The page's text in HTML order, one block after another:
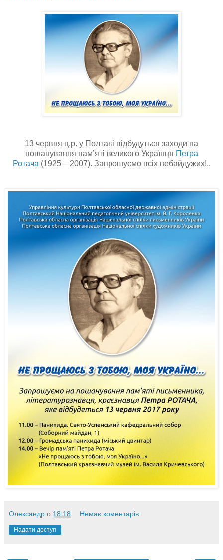
13 червня ц.р. у Полтаві відбудуться заходи на
пошанування пам’яті великого Українця Петра
Ротача (1925 – 2007). Запрошуємо всіх небайдужих!..
Олександр о 18:18 Немає коментарів:
Надати доступ